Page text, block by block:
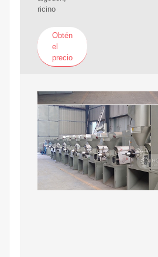
ricino
Obtén
el
precio